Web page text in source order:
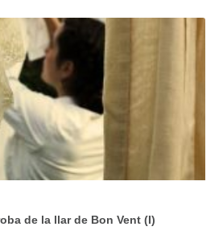
de la llar de Bon Vent (I)